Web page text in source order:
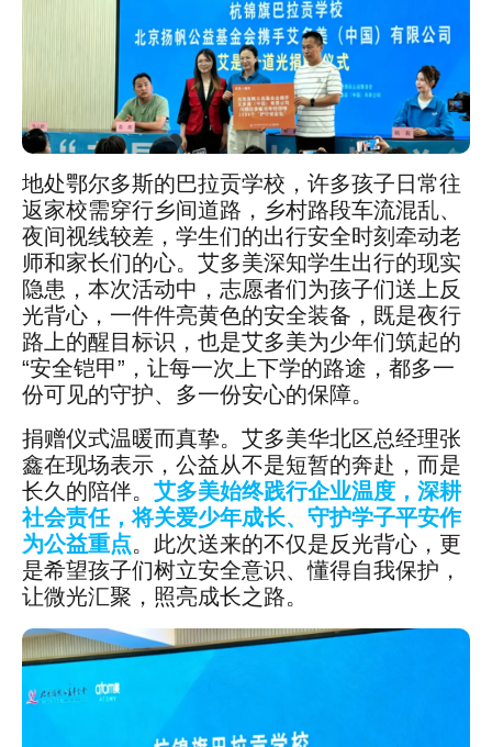
地处鄂尔多斯的巴拉贡学校，许多孩子日常往
返家校需穿行乡间道路，乡村路段车流混乱、
夜间视线较差，学生们的出行安全时刻牵动老
师和家长们的心。艾多美深知学生出行的现实
隐患，本次活动中，志愿者们为孩子们送上反
光背心，一件件亮黄色的安全装备，既是夜行
路上的醒目标识，也是艾多美为少年们筑起的
“安全铠甲”，让每一次上下学的路途，都多一
份可见的守护、多一份安心的保障。
捐赠仪式温暖而真挚。艾多美华北区总经理张
鑫在现场表示，公益从不是短暂的奔赴，而是
长久的陪伴。 艾多美始终践行企业温度，深耕
社会责任，将关爱少年成长、守护学子平安作
为公益重点。此次送来的不仅是反光背心，更
是希望孩子们树立安全意识、懂得自我保护，
让微光汇聚，照亮成长之路。